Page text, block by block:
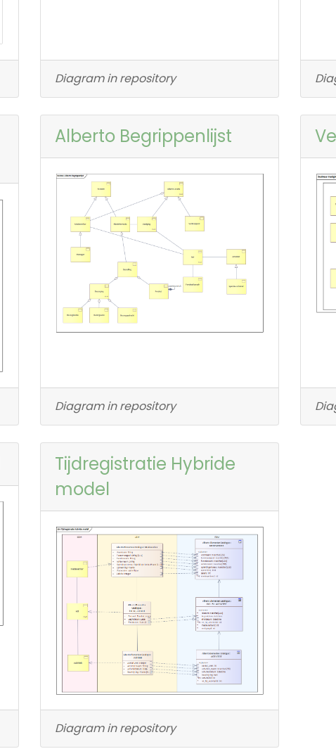
Diagram in repository
Alberto Begrippenlijst
Diagram in repository
Tijdregistratie Hybride
model
Diagram in repository